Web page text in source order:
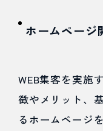
ホームページ
WEB集客を実施
徴やメリット、
るホームページ